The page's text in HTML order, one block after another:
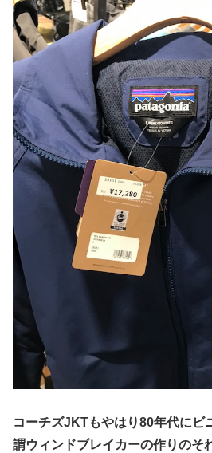
コーチズJKTもやはり80年代にビ
謂ウィンドブレイカーの作りのそ